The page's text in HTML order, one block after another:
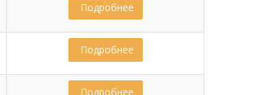
Подробнее
Подробнее
Подробнее